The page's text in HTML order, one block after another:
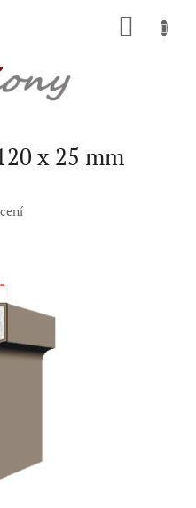
x 25 mm